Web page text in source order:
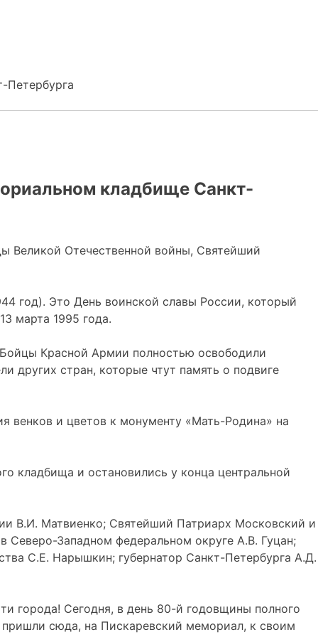
Петербурга
кладбище Санкт-
Великой Отечественной войны, Святейший
год). Это День воинской славы России, который
марта 1995 года.
Красной Армии полностью освободили
других стран, которые чтут память о подвиге
венков и цветов к монументу «Мать-Родина» на
кладбища и остановились у конца центральной
В.И. Матвиенко; Святейший Патриарх Московский и
Северо-Западном федеральном округе А.В. Гуцан;
С.Е. Нарышкин; губернатор Санкт-Петербурга А.Д.
города! Сегодня, в день 80-й годовщины полного
сюда, на Пискаревский мемориал, к своим